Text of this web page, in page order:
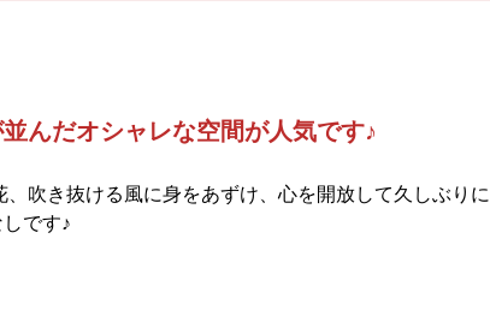
んだオシャレな空間が人気です♪
吹き抜ける風に身をあずけ、心を開放して久しぶり
です♪